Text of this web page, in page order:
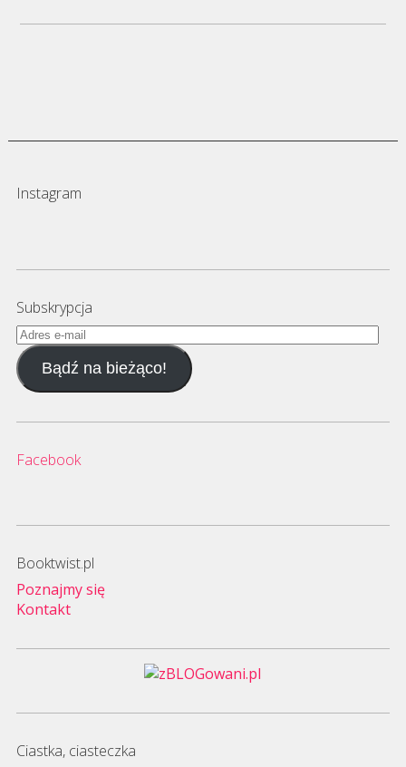
Instagram
Subskrypcja
Adres
e-
mailBądź na bieżąco!
Facebook
Booktwist.pl
Poznajmy się
Kontakt
Ciastka, ciasteczka